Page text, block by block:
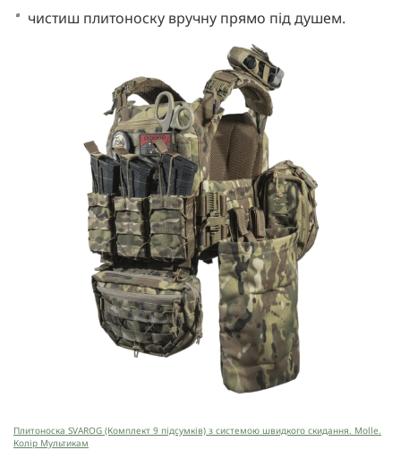
чистиш плитоноску вручну прямо під душем.
Плитоноска SVAROG (Комплект 9 підсумків) з системою швидкого скидання. Molle.
Колір Мультикам